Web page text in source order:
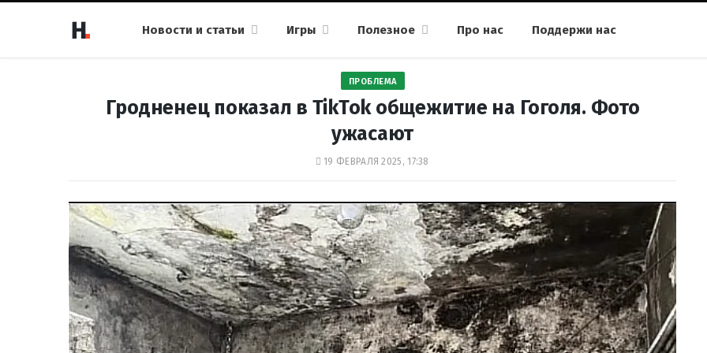
Новости и статьи Игры Полезное Про нас Поддержи нас
ПРОБЛЕМА
Гродненец показал в TikTok общежитие на Гоголя. Фото
ужасают
19 ФЕВРАЛЯ 2025, 17:38